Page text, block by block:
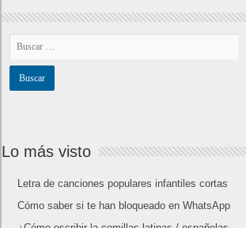
Lo más visto
Letra de canciones populares infantiles cortas
Cómo saber si te han bloqueado en WhatsApp